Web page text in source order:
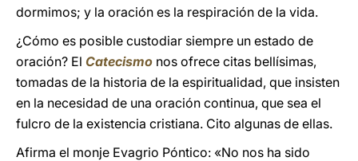
dormimos; y la oración es la respiración de la vida.
¿Cómo es posible custodiar siempre un estado de
oración? El Catecismo nos ofrece citas bellísimas,
tomadas de la historia de la espiritualidad, que insisten
en la necesidad de una oración continua, que sea el
fulcro de la existencia cristiana. Cito algunas de ellas.
Afirma el monje Evagrio Póntico: «No nos ha sido